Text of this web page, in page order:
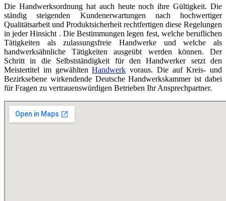
Die Handwerksordnung hat auch heute noch ihre Gültigkeit. Die
ständig steigenden Kundenerwartungen nach hochwertiger
Qualitätsarbeit und Produktsicherheit rechtfertigen diese Regelungen
in jeder Hinsicht . Die Bestimmungen legen fest, welche beruflichen
Tätigkeiten als zulassungsfreie Handwerke und welche als
handwerksähnliche Tätigkeiten ausgeübt werden können. Der
Schritt in die Selbstständigkeit für den Handwerker setzt den
Meistertitel im gewähltenHandwerk voraus. Die auf Kreis- und
Bezirksebene wirkendende Deutsche Handwerkskammer ist dabei
für Fragen zu vertrauenswürdigen Betrieben Ihr Ansprechpartner.